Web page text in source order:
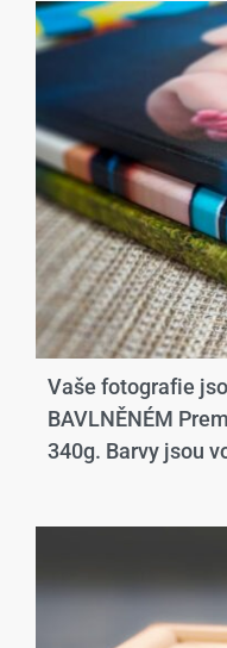
Vaše fotografie
BAVLNĚNÉM
340g. Barvy jsou